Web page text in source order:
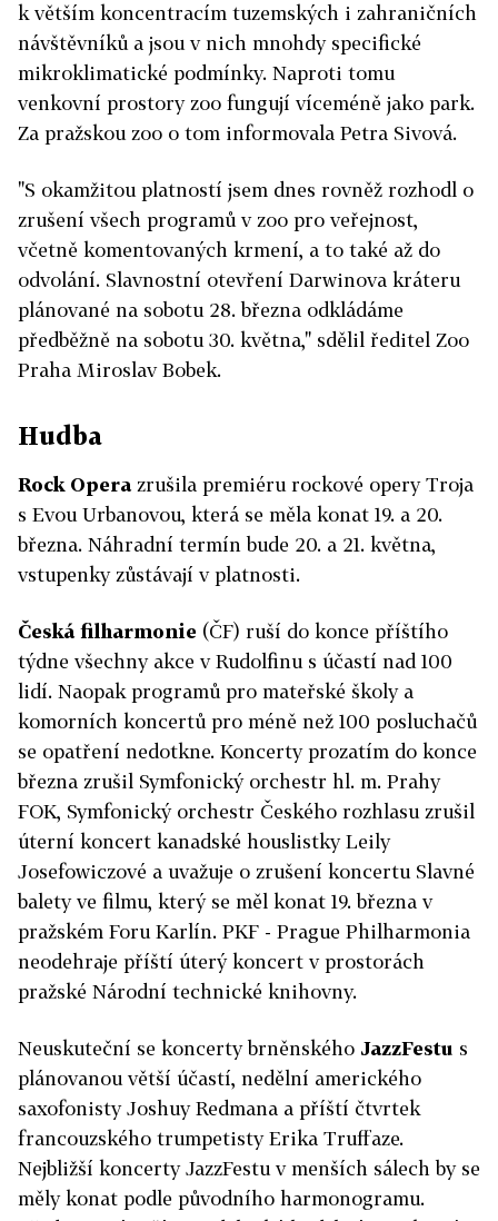
k větším koncentracím tuzemských i zahraničních
návštěvníků a jsou v nich mnohdy specifické
mikroklimatické podmínky. Naproti tomu
venkovní prostory zoo fungují víceméně jako park.
Za pražskou zoo o tom informovala Petra Sivová.
"S okamžitou platností jsem dnes rovněž rozhodl o
zrušení všech programů v zoo pro veřejnost,
včetně komentovaných krmení, a to také až do
odvolání. Slavnostní otevření Darwinova kráteru
plánované na sobotu 28. března odkládáme
předběžně na sobotu 30. května," sdělil ředitel Zoo
Praha Miroslav Bobek.
Hudba
Rock Operazrušila premiéru rockové opery Troja
s Evou Urbanovou, která se měla konat 19. a 20.
března. Náhradní termín bude 20. a 21. května,
vstupenky zůstávají v platnosti.
Česká filharmonie (ČF) ruší do konce příštího
týdne všechny akce v Rudolfinu s účastí nad 100
lidí. Naopak programů pro mateřské školy a
komorních koncertů pro méně než 100 posluchačů
se opatření nedotkne. Koncerty prozatím do konce
března zrušil Symfonický orchestr hl. m. Prahy
FOK, Symfonický orchestr Českého rozhlasu zrušil
úterní koncert kanadské houslistky Leily
Josefowiczové a uvažuje o zrušení koncertu Slavné
balety ve filmu, který se měl konat 19. března v
pražském Foru Karlín. PKF - Prague Philharmonia
neodehraje příští úterý koncert v prostorách
pražské Národní technické knihovny.
Neuskuteční se koncerty brněnského JazzFestu s
plánovanou větší účastí, nedělní amerického
saxofonisty Joshuy Redmana a příští čtvrtek
francouzského trumpetisty Erika Truffaze.
Nejbližší koncerty JazzFestu v menších sálech by se
měly konat podle původního harmonogramu.